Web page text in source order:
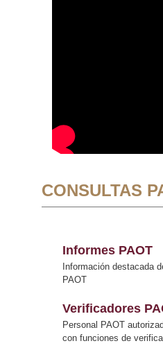
CONSULTAS
Informes PAOT
Información destacada
PAOT
Verificadores
Personal PAOT
con funciones de